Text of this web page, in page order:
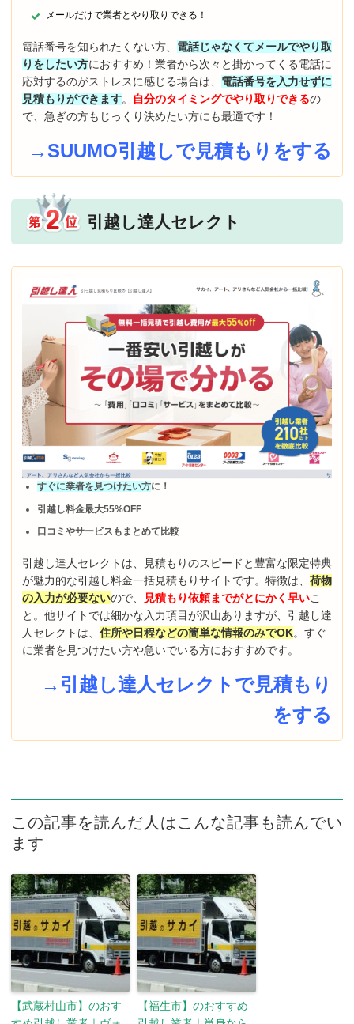
メールだけで業者とやり取りできる！
電話番号を知られたくない方、 電話じゃなくてメールでやり取
りをしたい方におすすめ！業者から次々と掛かってくる電話に
応対するのがストレスに感じる場合は、 電話番号を入力せずに
見積もりができます。 自分のタイミングでやり取りできるの
で、急ぎの方もじっくり決めたい方にも最適です！
→SUUMO引越しで見積もりをする
引越し達人セレクト
すぐに業者を見つけたい方に！
引越し料金最大55%OFF
口コミやサービスもまとめて比較
引越し達人セレクトは、見積もりのスピードと豊富な限定特典
が魅力的な引越し料金一括見積もりサイトです。特徴は、 荷物
の入力が必要ないので、 見積もり依頼までがとにかく早いこ
と。他サイトでは細かな入力項目が沢山ありますが、引越し達
人セレクトは、 住所や日程などの簡単な情報のみでOK。すぐ
に業者を見つけたい方や急いでいる方におすすめです。
→引越し達人セレクトで見積もり
をする
この記事を読んだ人はこんな記事も読んでい
ます
【武蔵村山市】のおす
【福生市】のおすすめ